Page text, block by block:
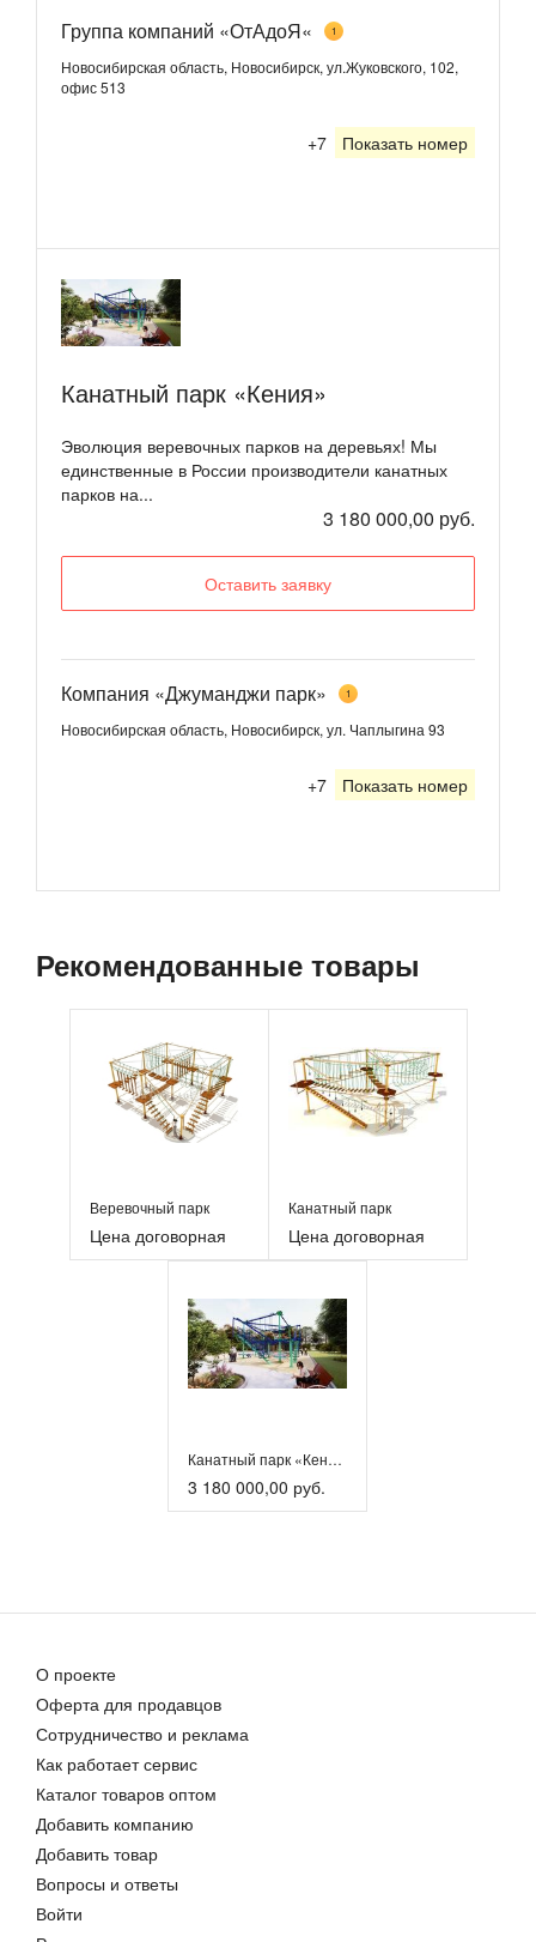
Группа компаний «ОтАдоЯ« 1
Новосибирская область, Новосибирск, ул.Жуковского, 102,
офис 513
+7 Показать номер
Канатный парк «Кения»
Эволюция веревочных парков на деревьях! Мы
единственные в России производители канатных
парков на...
3 180 000,00 руб.
Оставить заявку
Компания «Джуманджи парк» 1
Новосибирская область, Новосибирск, ул. Чаплыгина 93
+7 Показать номер
Рекомендованные товары
Веревочный парк
Цена договорная
Канатный парк
Цена договорная
Канатный парк «Кения»
3 180 000,00 руб.
О проекте
Оферта для продавцов
Сотрудничество и реклама
Как работает сервис
Каталог товаров оптом
Добавить компанию
Добавить товар
Вопросы и ответы
Войти